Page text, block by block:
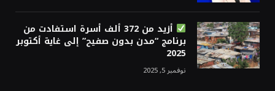
أزيد من 372 ألف أسرة استفادت من
برنامج “مدن بدون صفيح” إلى غاية أكتوبر
2025
نوفمبر 5, 2025